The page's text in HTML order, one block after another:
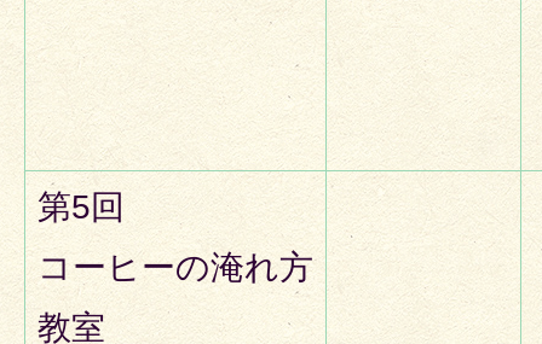
第5回
コーヒーの淹れ方
教室